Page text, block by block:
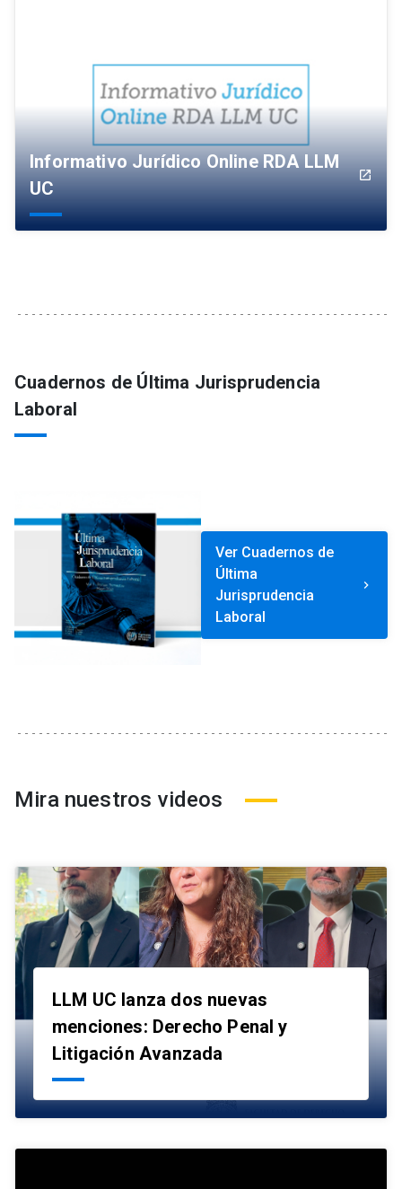
Informativo Jurídico Online RDA LLM
UC
launch
Cuadernos de Última Jurisprudencia
Laboral
Ver Cuadernos de
Última
Jurisprudencia
Laboral
keyboard_arrow_right
Mira nuestros videos
LLM UC lanza dos nuevas
menciones: Derecho Penal y
Litigación Avanzada